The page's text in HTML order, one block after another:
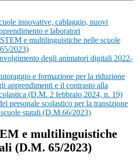
innovative, cablaggio, nuovi
e laboratori
e multilinguistiche nelle scuole
2023)
degli animatori digitali 2022-
e formazione per la riduzione
apprendimenti e il contrasto alla
(D.M. 2 febbraio 2024, n. 19)
personale scolastico per la transizione
statali (D.M.66/2023)
e multilinguistiche
(D.M. 65/2023)